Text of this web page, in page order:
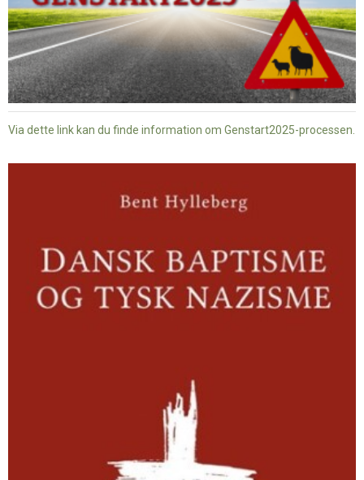
Via dette link kan du finde information om Genstart2025-processen.